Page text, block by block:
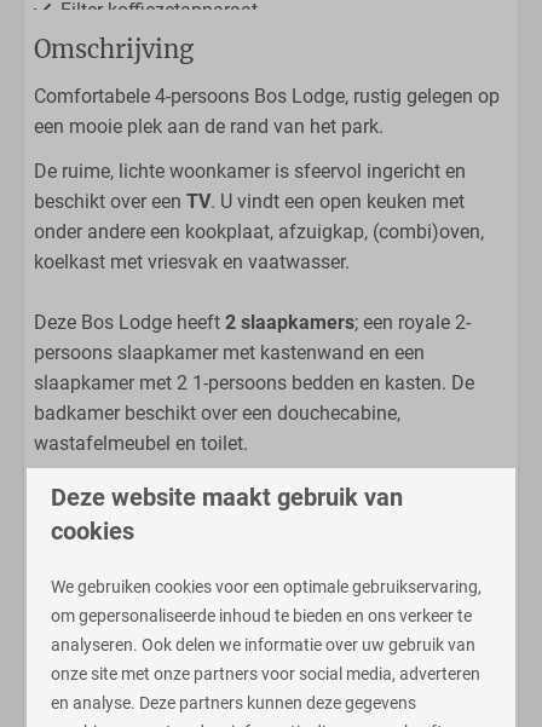
Filter koffiezetapparaat
Vaatwasser
Nespresso
Koelkast met vriesvak
Combimagnetron
Waterkoker
Badkamer
Douche
Wastafel
Slaapkamer
Twee éénpersoonsbedden
Eenpersoonsbedden
Woonruimte
Zithoek
Omschrijving
Comfortabele 4-persoons Bos Lodge, rustig gelegen op
een mooie plek aan de rand van het park.
De ruime, lichte woonkamer is sfeervol ingericht en
beschikt over een TV. U vindt een open keuken met
onder andere een kookplaat, afzuigkap, (combi)oven,
koelkast met vriesvak en vaatwasser.
Deze Bos Lodge heeft 2 slaapkamers; een royale 2-
persoons slaapkamer met kastenwand en een
slaapkamer met 2 1-persoons bedden en kasten. De
badkamer beschikt over een douchecabine,
wastafelmeubel en toilet.
Ook vindt u een inpandige berging met
was-/droogcombinatie
royale tuin met zonnig terras, waar u heerlijk kunt
ontspannen en genieten van de prachtige natuur.
Deze vakantiewoning heeft een woonoppervlakte van
circa 60 m2.
Deze website maakt gebruik van
cookies
We gebruiken cookies voor een optimale gebruikservaring,
om gepersonaliseerde inhoud te bieden en ons verkeer te
analyseren. Ook delen we informatie over uw gebruik van
onze site met onze partners voor social media, adverteren
en analyse. Deze partners kunnen deze gegevens